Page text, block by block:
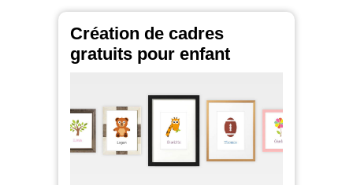
Création de cadres
gratuits pour enfant